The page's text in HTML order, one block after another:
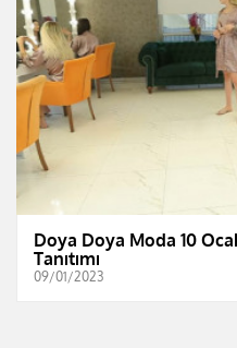
Doya Doya Moda 10
Tanıtımı
09/01/2023